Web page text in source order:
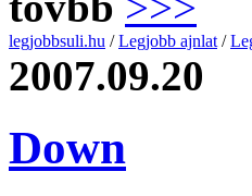
legjobbsuli.hu /Legjobb ajnlat /
2007.09.20
Down